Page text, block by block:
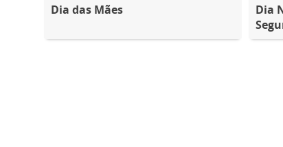
Dia das Mães
Dia